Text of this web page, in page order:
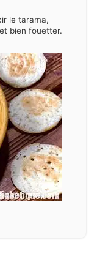
le tarama,
bien fouetter.